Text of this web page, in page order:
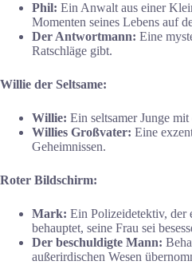
Phil: Ein Anwalt aus einer
Momenten seines Lebens auf
Der Antwortmann: Eine
Ratschläge gibt.
Willie der Seltsame:
Willie: Ein seltsamer Junge
Willies Großvater: Eine
Geheimnissen.
Roter Bildschirm:
Mark: Ein Polizeidetektiv, der
behauptet, seine Frau sei
Der beschuldigte Mann:
außerirdischen Wesen